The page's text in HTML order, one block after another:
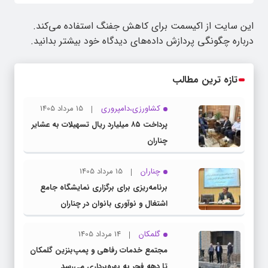
این سایت از اکیسمت برای کاهش جفنگ استفاده می‌کند.
درباره چگونگی پردازش داده‌های دیدگاه خود بیشتر بدانید.
تازه ترین مطالب
کشاورزی،دامپروری
15 مرداد 1405
پرداخت ۸۵ میلیارد ریال تسهیلات به عشایر
چناران
چناران
15 مرداد 1405
برنامه‌ریزی برای برگزاری نمایشگاه جامع
اشتغال و نوآوری بانوان در چناران
گلمکان
14 مرداد 1405
مجتمع خدمات رفاهی و پمپ‌بنزین گلمکان